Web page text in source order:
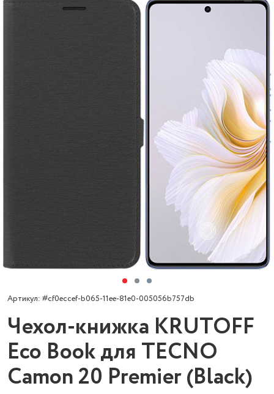
Артикул: #cf0eccef-b065-11ee-81e0-005056b757db
Чехол-книжка KRUTOFF
Eco Book для TECNO
Camon 20 Premier (Black)